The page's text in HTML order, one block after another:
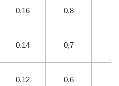
0.16 0.8
0.14 0,7
0.12 0,6